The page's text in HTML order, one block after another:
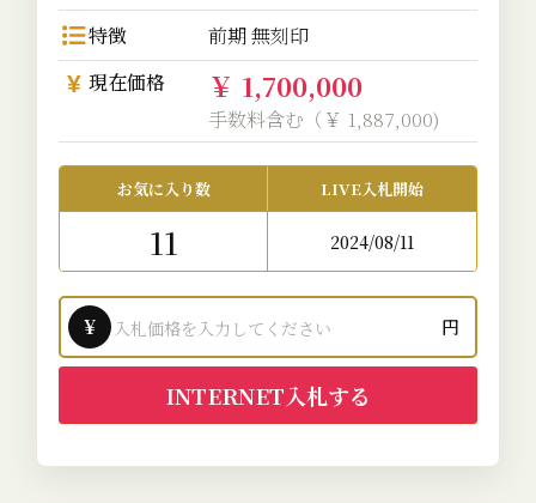
特徴
前期 無刻印
現在価格
￥ 1,700,000
手数料含む（￥ 1,887,000)
お気に入り数
11
LIVE入札開始
2024/08/11
¥ 円
INTERNET入札する